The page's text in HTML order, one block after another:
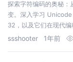
探索字符编码的奥秘
变。深入学习
32，以及它们在现代
ssshooter 1年前